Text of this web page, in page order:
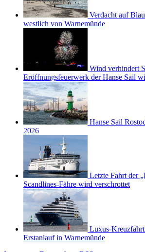
Verdacht auf
westlich von Warnemünde
Wind verhindert
Eröffnungsfeuerwerk der Hanse Sail
Hanse Sail
2026
Letzte Fahrt der
Scandlines-Fähre wird verschrottet
Luxus-
Erstanlauf in Warnemünde